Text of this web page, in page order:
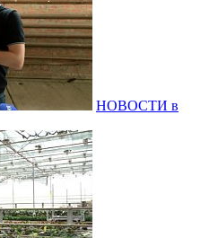
НОВОСТИ в